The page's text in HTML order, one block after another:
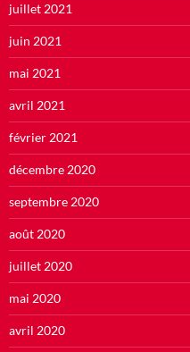
juillet 2021
juin 2021
mai 2021
avril 2021
février 2021
décembre 2020
septembre 2020
août 2020
juillet 2020
mai 2020
avril 2020